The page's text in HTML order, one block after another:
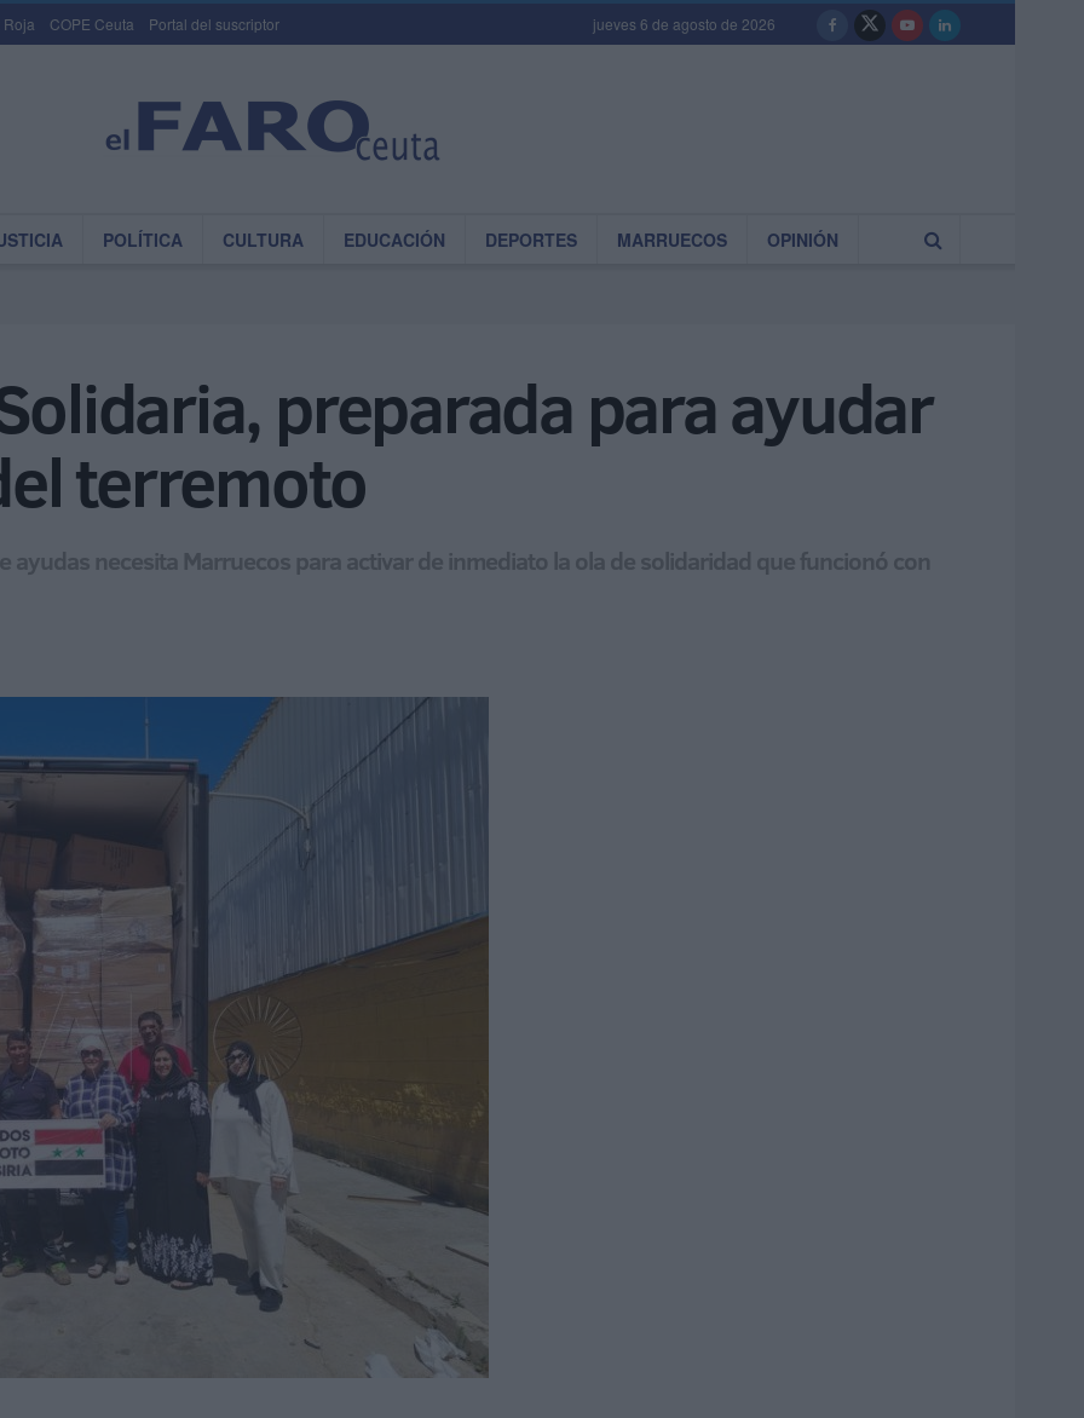
Roja COPE Ceuta Portal del suscriptor jueves 6 de agosto de 2026
POLÍTICA CULTURA EDUCACIÓN DEPORTES MARRUECOS OPINIÓN
preparada para ayudar
terremoto
ayudas necesita Marruecos para activar de inmediato la ola de solidaridad que funcionó con